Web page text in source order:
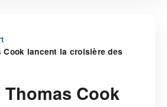
›
Cook lancent la croisière des
Cook